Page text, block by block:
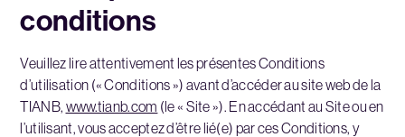
conditions
Veuillez lire attentivement les présentes Conditions
d’utilisation (« Conditions ») avant d’accéder au site web de la
TIANB, www.tianb.com (le « Site »). En accédant au Site ou en
l’utilisant, vous acceptez d’être lié(e) par ces Conditions, y